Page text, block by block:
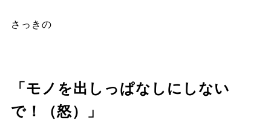
さっきの
「モノを出しっぱなしにしない
で！（怒）」